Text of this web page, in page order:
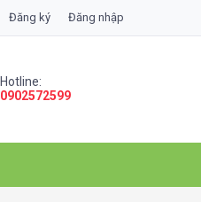
Đăng ký Đăng nhập
Hotline:
0902572599